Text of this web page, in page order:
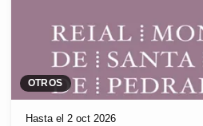
OTROS
Hasta el 2 oct 2026